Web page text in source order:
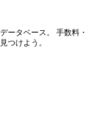
ータベース。 手数料・
つけよう。